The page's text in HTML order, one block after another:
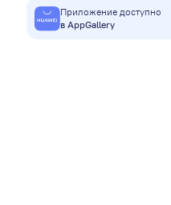
Приложение доступно
в AppGallery